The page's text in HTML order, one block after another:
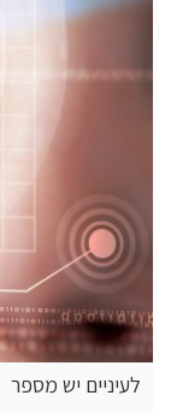
לעיניים יש מספר